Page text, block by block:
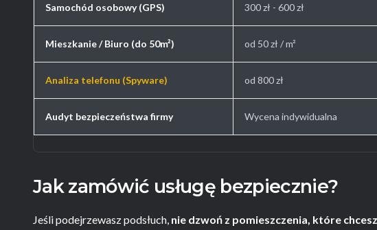
Samochód osobowy (GPS) 300 zł - 600 zł
Mieszkanie / Biuro (do 50m²) od 50 zł / m²
Analiza telefonu (Spyware) od 800 zł
Audyt bezpieczeństwa firmy Wycena indywidualna
Jak zamówić usługę bezpiecznie?
Jeśli podejrzewasz podsłuch, nie dzwoń z pomieszczenia, które